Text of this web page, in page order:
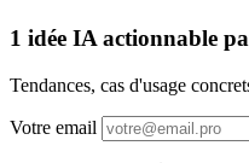
1 idée IA actionnable
Tendances, cas d'usage
Votre email